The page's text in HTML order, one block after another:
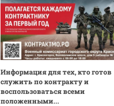
Информация для тех, кто готов
служить по контракту и
воспользоваться всеми
положенными...